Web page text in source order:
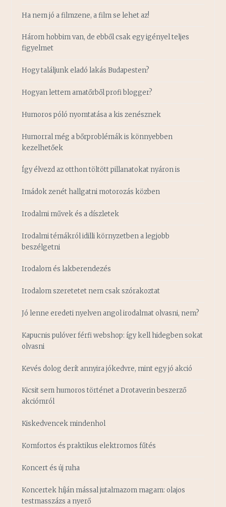
Ha nem jó a filmzene, a film se lehet az!
Három hobbim van, de ebből csak egy igényel teljes
figyelmet
Hogy találjunk eladó lakás Budapesten?
Hogyan lettem amatőrből profi blogger?
Humoros póló nyomtatása a kis zenésznek
Humorral még a bőrproblémák is könnyebben
kezelhetőek
Így élvezd az otthon töltött pillanatokat nyáron is
Imádok zenét hallgatni motorozás közben
Irodalmi művek és a díszletek
Irodalmi témákról idilli környzetben a legjobb
beszélgetni
Irodalom és lakberendezés
Irodalom szeretetet nem csak szórakoztat
Jó lenne eredeti nyelven angol irodalmat olvasni, nem?
Kapucnis pulóver férfi webshop: így kell hidegben sokat
olvasni
Kevés dolog derít annyira jókedvre, mint egy jó akció
Kicsit sem humoros történet a Drotaverin beszerző
akciómról
Kiskedvencek mindenhol
Komfortos és praktikus elektromos fűtés
Koncert és új ruha
Koncertek híján mással jutalmazom magam: olajos
testmasszázs a nyerő